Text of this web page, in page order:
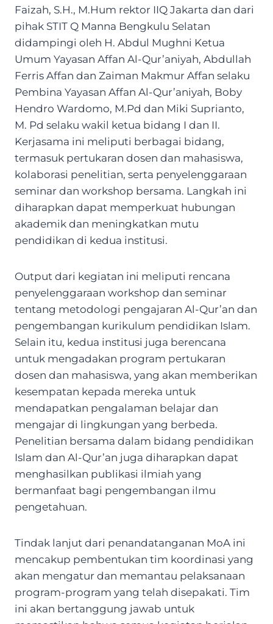
Faizah, S.H., M.Hum rektor IIQ Jakarta dan dari
pihak STIT Q Manna Bengkulu Selatan
didampingi oleh H. Abdul Mughni Ketua
Umum Yayasan Affan Al-Qur’aniyah, Abdullah
Ferris Affan dan Zaiman Makmur Affan selaku
Pembina Yayasan Affan Al-Qur’aniyah, Boby
Hendro Wardomo, M.Pd dan Miki Suprianto,
M. Pd selaku wakil ketua bidang I dan II.
Kerjasama ini meliputi berbagai bidang,
termasuk pertukaran dosen dan mahasiswa,
kolaborasi penelitian, serta penyelenggaraan
seminar dan workshop bersama. Langkah ini
diharapkan dapat memperkuat hubungan
akademik dan meningkatkan mutu
pendidikan di kedua institusi.
Output dari kegiatan ini meliputi rencana
penyelenggaraan workshop dan seminar
tentang metodologi pengajaran Al-Qur’an dan
pengembangan kurikulum pendidikan Islam.
Selain itu, kedua institusi juga berencana
untuk mengadakan program pertukaran
dosen dan mahasiswa, yang akan memberikan
kesempatan kepada mereka untuk
mendapatkan pengalaman belajar dan
mengajar di lingkungan yang berbeda.
Penelitian bersama dalam bidang pendidikan
Islam dan Al-Qur’an juga diharapkan dapat
menghasilkan publikasi ilmiah yang
bermanfaat bagi pengembangan ilmu
pengetahuan.
Tindak lanjut dari penandatanganan MoA ini
mencakup pembentukan tim koordinasi yang
akan mengatur dan memantau pelaksanaan
program-program yang telah disepakati. Tim
ini akan bertanggung jawab untuk